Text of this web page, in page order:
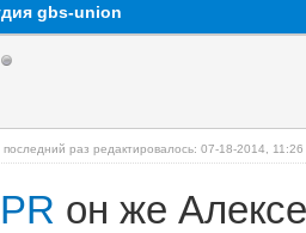
gbs-union
раз редактировалось: 07-18-2014,
он же